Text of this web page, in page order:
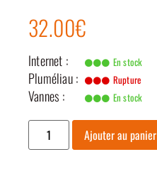
32.00€
Internet : En stock
Pluméliau : Rupture
Vannes : En stock
Ajouter au panier